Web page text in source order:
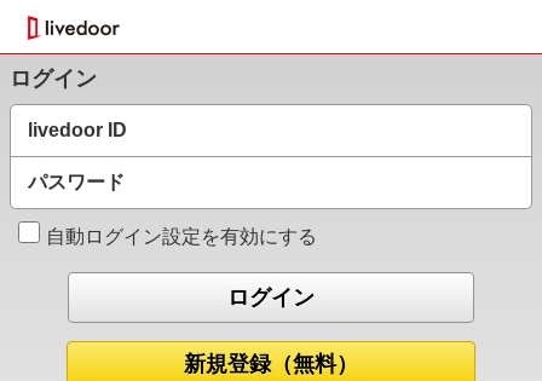
ログイン
livedoor ID
パスワード
自動ログイン設定を有効にする
新規登録（無料）